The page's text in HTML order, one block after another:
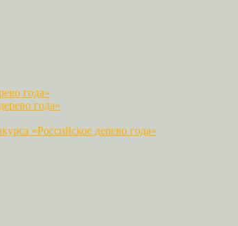
года»
года»
«Российское дерево года»